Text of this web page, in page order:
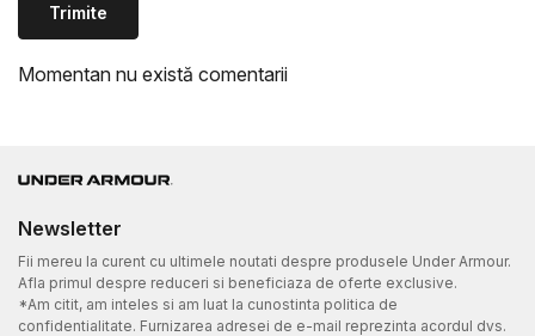
Trimite
Momentan nu există comentarii
Newsletter
Fii mereu la curent cu ultimele noutati despre produsele Under Armour.
Afla primul despre reduceri si beneficiaza de oferte exclusive.
*Am citit, am inteles si am luat la cunostinta politica de
confidentialitate. Furnizarea adresei de e-mail reprezinta acordul dvs.